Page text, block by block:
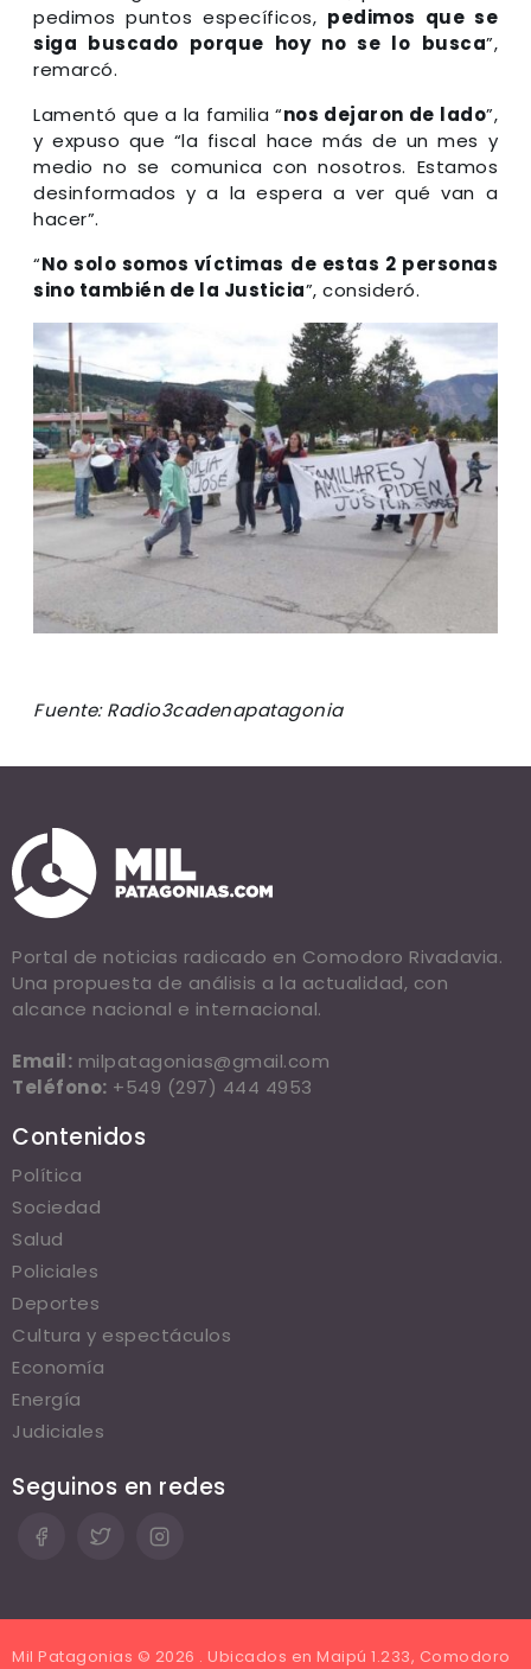
pedimos puntos específicos, pedimos que se
siga buscado porque hoy no se lo busca”,
remarcó.
Lamentó que a la familia “nos dejaron de lado”,
y expuso que “la fiscal hace más de un mes y
medio no se comunica con nosotros. Estamos
desinformados y a la espera a ver qué van a
hacer”.
“No solo somos víctimas de estas 2 personas
sino también de la Justicia”, consideró.
Fuente: Radio3cadenapatagonia
Portal de noticias radicado en Comodoro Rivadavia.
Una propuesta de análisis a la actualidad, con
alcance nacional e internacional.
Email: milpatagonias@gmail.com
Teléfono: +549 (297) 444 4953
Contenidos
Política
Sociedad
Salud
Policiales
Deportes
Cultura y espectáculos
Economía
Energía
Judiciales
Seguinos en redes
Mil Patagonias © 2026 . Ubicados en Maipú 1.233, Comodoro